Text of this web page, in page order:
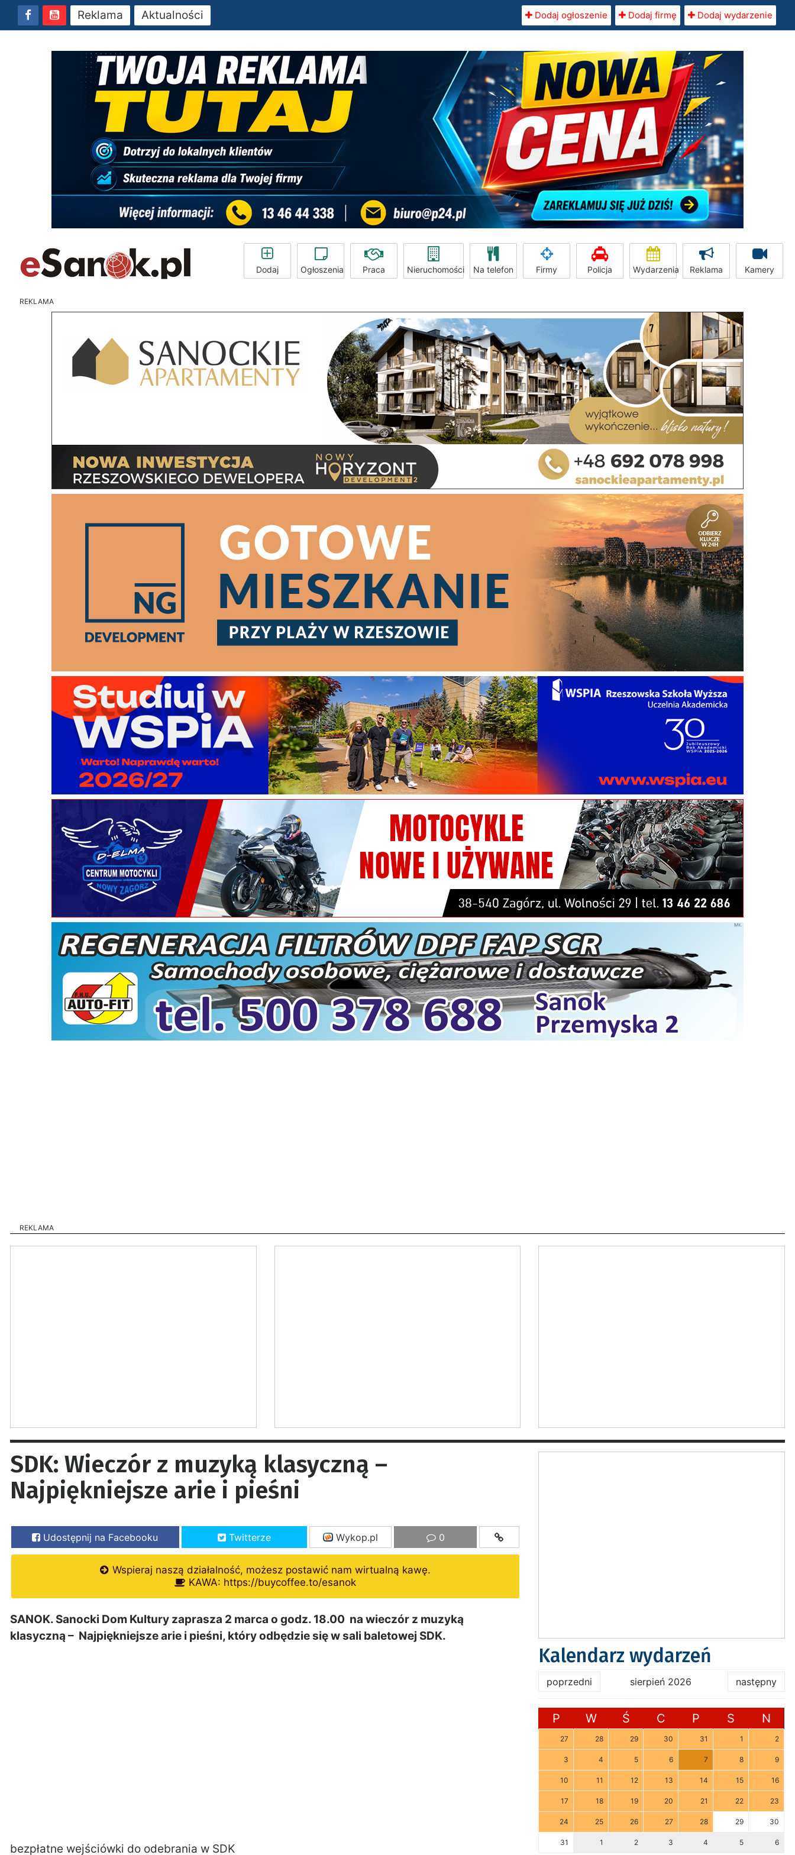
Reklama Aktualności Dodaj ogłoszenie Dodaj firmę Dodaj wydarzenie
Dodaj Ogłoszenia Praca Nieruchomości Na telefon Firmy Policja Wydarzenia Reklama Kamery
REKLAMA
REKLAMA
SDK: Wieczór z muzyką klasyczną –
Najpiękniejsze arie i pieśni
Udostępnij na Facebooku Twitterze Wykop.pl 0
Wspieraj naszą działalność, możesz postawić nam wirtualną kawę.
KAWA: https://buycoffee.to/esanok
SANOK. Sanocki Dom Kultury zaprasza 2 marca o godz. 18.00 na wieczór z muzyką
klasyczną – Najpiękniejsze arie i pieśni, który odbędzie się w sali baletowej SDK.
bezpłatne wejściówki do odebrania w SDK
Kalendarz wydarzeń
poprzedni sierpień 2026 następny
P W Ś C P S N
27 28 29 30 31 1 2
3 4 5 6 7 8 9
10 11 12 13 14 15 16
17 18 19 20 21 22 23
24 25 26 27 28 29 30
31 1 2 3 4 5 6